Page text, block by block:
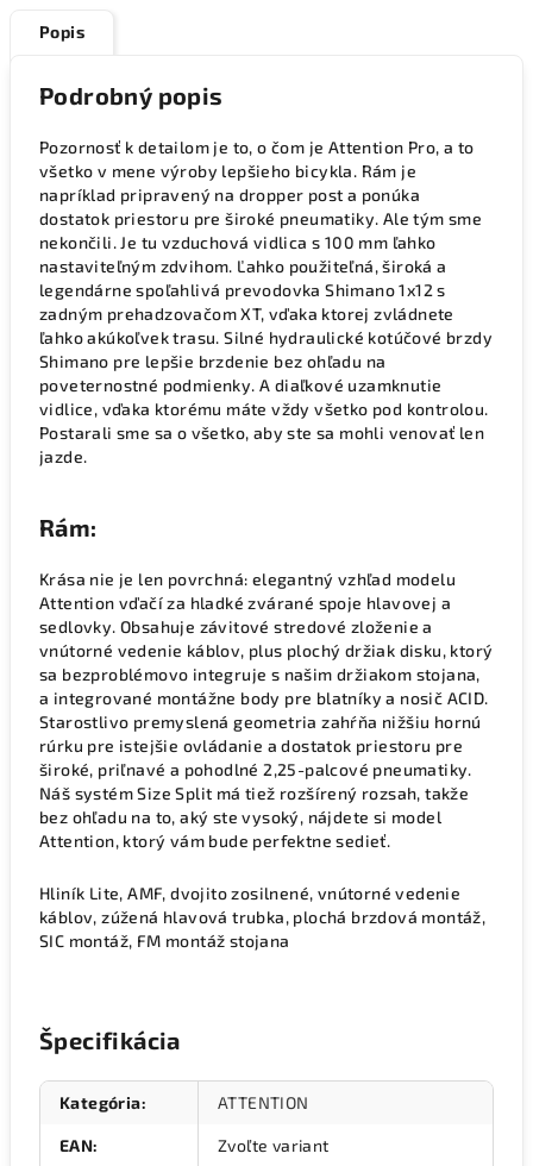
Popis
Podrobný popis
Pozornosť k detailom je to, o čom je Attention Pro, a to
všetko v mene výroby lepšieho bicykla. Rám je
napríklad pripravený na dropper post a ponúka
dostatok priestoru pre široké pneumatiky. Ale tým sme
nekončili. Je tu vzduchová vidlica s 100 mm ľahko
nastaviteľným zdvihom. Ľahko použiteľná, široká a
legendárne spoľahlivá prevodovka Shimano 1x12 s
zadným prehadzovačom XT, vďaka ktorej zvládnete
ľahko akúkoľvek trasu. Silné hydraulické kotúčové brzdy
Shimano pre lepšie brzdenie bez ohľadu na
poveternostné podmienky. A diaľkové uzamknutie
vidlice, vďaka ktorému máte vždy všetko pod kontrolou.
Postarali sme sa o všetko, aby ste sa mohli venovať len
jazde.
Rám:
Krása nie je len povrchná: elegantný vzhľad modelu
Attention vďačí za hladké zvárané spoje hlavovej a
sedlovky. Obsahuje závitové stredové zloženie a
vnútorné vedenie káblov, plus plochý držiak disku, ktorý
sa bezproblémovo integruje s našim držiakom stojana,
a integrované montážne body pre blatníky a nosič ACID.
Starostlivo premyslená geometria zahŕňa nižšiu hornú
rúrku pre istejšie ovládanie a dostatok priestoru pre
široké, priľnavé a pohodlné 2,25-palcové pneumatiky.
Náš systém Size Split má tiež rozšírený rozsah, takže
bez ohľadu na to, aký ste vysoký, nájdete si model
Attention, ktorý vám bude perfektne sedieť.
Hliník Lite, AMF, dvojito zosilnené, vnútorné vedenie
káblov, zúžená hlavová trubka, plochá brzdová montáž,
SIC montáž, FM montáž stojana
Špecifikácia
Kategória: ATTENTION
EAN: Zvoľte variant